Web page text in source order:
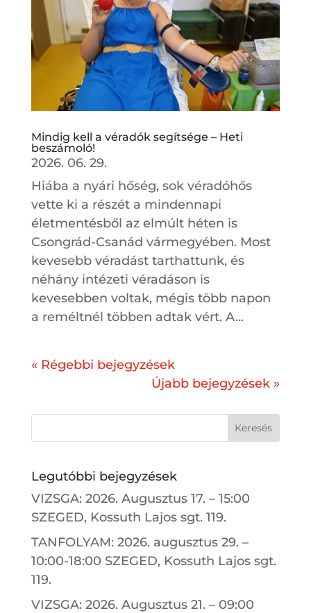
Mindig kell a véradók segítsége – Heti
beszámoló!
2026. 06. 29.
Hiába a nyári hőség, sok véradóhős
vette ki a részét a mindennapi
életmentésből az elmúlt héten is
Csongrád-Csanád vármegyében. Most
kevesebb véradást tarthattunk, és
néhány intézeti véradáson is
kevesebben voltak, mégis több napon
a reméltnél többen adtak vért. A...
« Régebbi bejegyzések
Újabb bejegyzések »
Legutóbbi bejegyzések
VIZSGA: 2026. Augusztus 17. – 15:00
SZEGED, Kossuth Lajos sgt. 119.
TANFOLYAM: 2026. augusztus 29. –
10:00-18:00 SZEGED, Kossuth Lajos sgt.
119.
VIZSGA: 2026. Augusztus 21. – 09:00